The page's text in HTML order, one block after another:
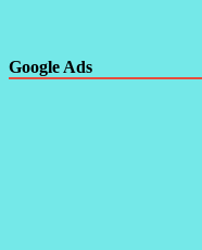
Google Ads